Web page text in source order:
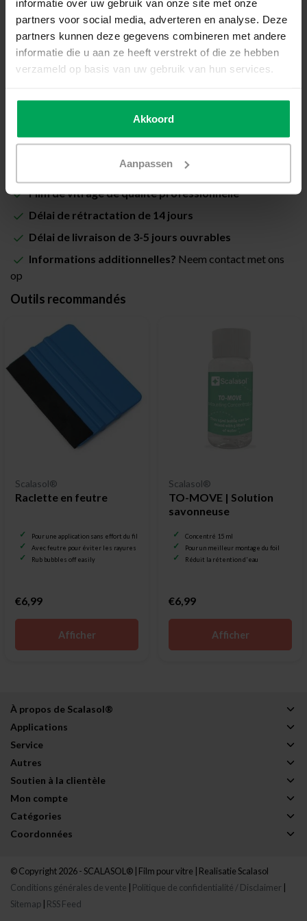
informatie over uw gebruik van onze site met onze
partners voor social media, adverteren en analyse. Deze
partners kunnen deze gegevens combineren met andere
informatie die u aan ze heeft verstrekt of die ze hebben
verzameld op basis van uw gebruik van hun services.
Akkoord
Aanpassen
Prix total (Total avec les taxes):
€20,00
Inclus avec la garantie de pose Scalasol® PoseSûre
Disponible
Ajouter au panier
Film de vitrage de qualité professionnelle
Délai de rétractation de 14 jours
Délai de livraison de 3-5 jours ouvrables
Informations additionnelles? Neem contact met ons
op
Outils recommandés
Scalasol®
Raclette en feutre
Pour une application sans effort du film pour vitrage
Avec feutre pour éviter les rayures
Rub bubbles off easily
€6,99
Afficher
Scalasol®
TO-MOVE | Solution
savonneuse
Concentré 15 ml
Pour un meilleur montage du foil
Réduit la rétention d'eau
€6,99
Afficher
À propos de Scalasol®
Applications
Service
Autres
Soutien à la clientèle
Mon compte
Catégories
Coordonnées
© Copyright 2026 - SCALASOL® | Film pour vitre | Realisatie Scalasol
Conditions générales de vente
Politique de confidentialité / Disclaimer
Sitemap RSS Feed